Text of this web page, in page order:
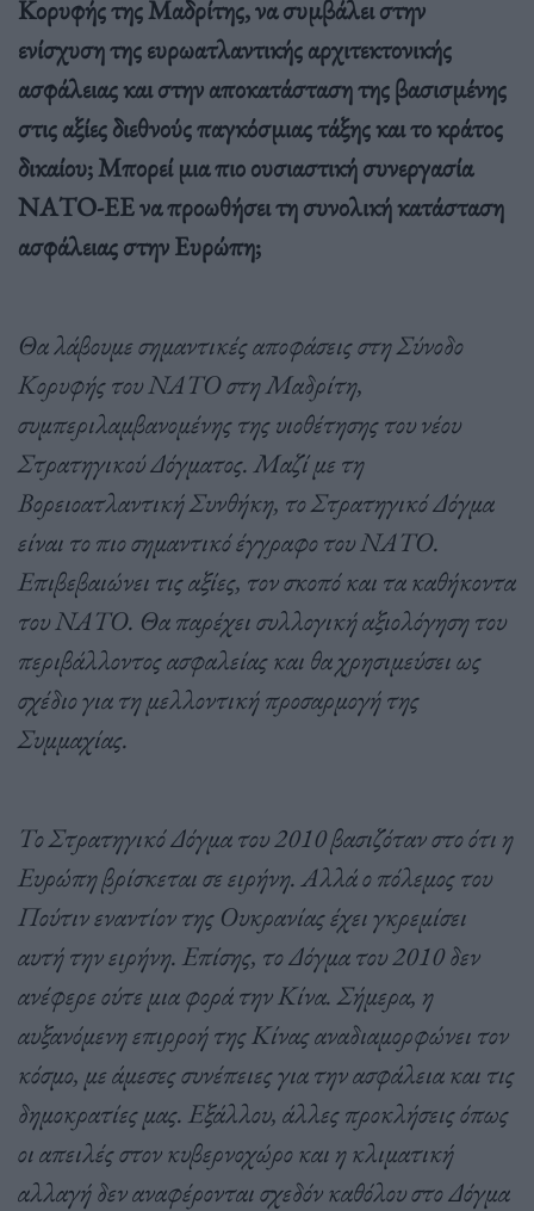
Κορυφής της Μαδρίτης, να συμβάλει στην
ενίσχυση της ευρωατλαντικής αρχιτεκτονικής
ασφάλειας και στην αποκατάσταση της βασισμένης
στις αξίες διεθνούς παγκόσμιας τάξης και το κράτος
δικαίου; Μπορεί μια πιο ουσιαστική συνεργασία
ΝΑΤΟ-ΕΕ να προωθήσει τη συνολική κατάσταση
ασφάλειας στην Ευρώπη;
Θα λάβουμε σημαντικές αποφάσεις στη Σύνοδο
Κορυφής του ΝΑΤΟ στη Μαδρίτη,
συμπεριλαμβανομένης της υιοθέτησης του νέου
Στρατηγικού Δόγματος. Μαζί με τη
Βορειοατλαντική Συνθήκη, το Στρατηγικό Δόγμα
είναι το πιο σημαντικό έγγραφο του ΝΑΤΟ.
Επιβεβαιώνει τις αξίες, τον σκοπό και τα καθήκοντα
του ΝΑΤΟ. Θα παρέχει συλλογική αξιολόγηση του
περιβάλλοντος ασφαλείας και θα χρησιμεύσει ως
σχέδιο για τη μελλοντική προσαρμογή της
Συμμαχίας.
Το Στρατηγικό Δόγμα του 2010 βασιζόταν στο ότι η
Ευρώπη βρίσκεται σε ειρήνη. Αλλά ο πόλεμος του
Πούτιν εναντίον της Ουκρανίας έχει γκρεμίσει
αυτή την ειρήνη. Επίσης, το Δόγμα του 2010 δεν
ανέφερε ούτε μια φορά την Κίνα. Σήμερα, η
αυξανόμενη επιρροή της Κίνας αναδιαμορφώνει τον
κόσμο, με άμεσες συνέπειες για την ασφάλεια και τις
δημοκρατίες μας. Εξάλλου, άλλες προκλήσεις όπως
οι απειλές στον κυβερνοχώρο και η κλιματική
αλλαγή δεν αναφέρονται σχεδόν καθόλου στο Δόγμα